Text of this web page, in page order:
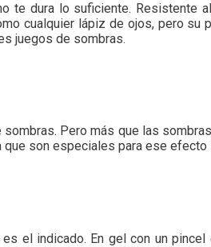
te dura lo suficiente. Resistente
cualquier lápiz de ojos, pero
juegos de sombras.
Pero más que las
son especiales para ese
el indicado. En gel con un